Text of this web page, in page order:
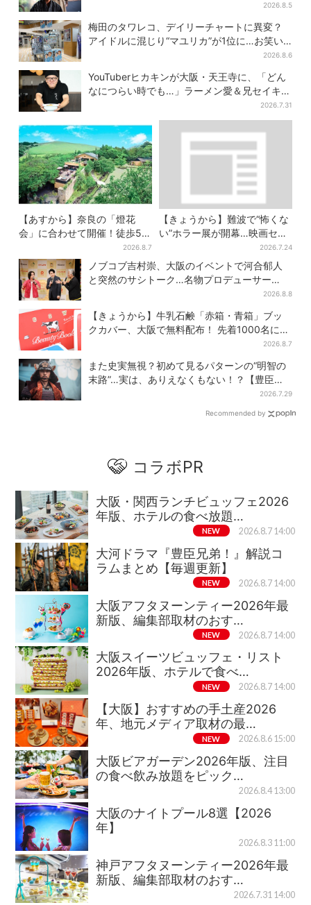
2026.8.5
梅田のタワレコ、デイリーチャートに異変？
アイドルに混じり“マユリカ”が1位に…お笑い
2026.8.6
YouTuberヒカキンが大阪・天王寺に、「どん
なにつらい時でも…」ラーメン愛＆兄セイキン
2026.7.31
【あすから】奈良の「燈花
会」に合わせて開催！徒歩5
分…結婚式場が“バル”に、前後
で食事が楽しめる
2026.8.7
【きょうから】難波で“怖くな
い”ホラー展が開幕…映画セッ
トのなかに入って、怪異も触
り放題！？
2026.7.24
ノブコブ吉村崇、大阪のイベントで河合郁人
と突然のサシトーク…名物プロデューサー
2026.8.8
【きょうから】牛乳石鹸「赤箱・青箱」ブッ
クカバー、大阪で無料配布！ 先着1000名に
2026.8.7
また史実無視？初めて見るパターンの“明智の
末路”…実は、ありえなくもない！？【豊臣兄
2026.7.29
Recommended by
コラボPR
大阪・関西ランチビュッフェ2026
年版、ホテルの食べ放題…
NEW 2026.8.7 14:00
大河ドラマ『豊臣兄弟！』解説コ
ラムまとめ【毎週更新】
NEW 2026.8.7 14:00
大阪アフタヌーンティー2026年最
新版、編集部取材のおす…
NEW 2026.8.7 14:00
大阪スイーツビュッフェ・リスト
2026年版、ホテルで食べ…
NEW 2026.8.7 14:00
【大阪】おすすめの手土産2026
年、地元メディア取材の最…
NEW 2026.8.6 15:00
大阪ビアガーデン2026年版、注目
の食べ飲み放題をピック…
2026.8.4 13:00
大阪のナイトプール8選【2026
年】
2026.8.3 11:00
神戸アフタヌーンティー2026年最
新版、編集部取材のおす…
2026.7.31 14:00